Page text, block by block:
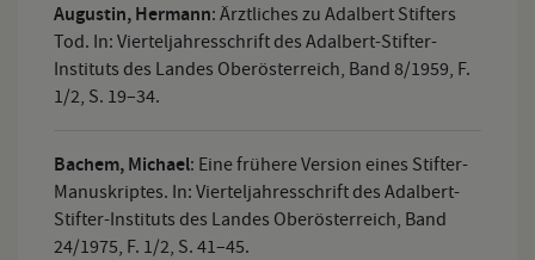
Augustin, Hermann: Ärztliches zu Adalbert Stifters
Tod. In: Vierteljahresschrift des Adalbert-Stifter-
Instituts des Landes Oberösterreich, Band 8/1959, F.
1/2, S. 19–34.
Bachem, Michael: Eine frühere Version eines Stifter-
Manuskriptes. In: Vierteljahresschrift des Adalbert-
Stifter-Instituts des Landes Oberösterreich, Band
24/1975, F. 1/2, S. 41–45.